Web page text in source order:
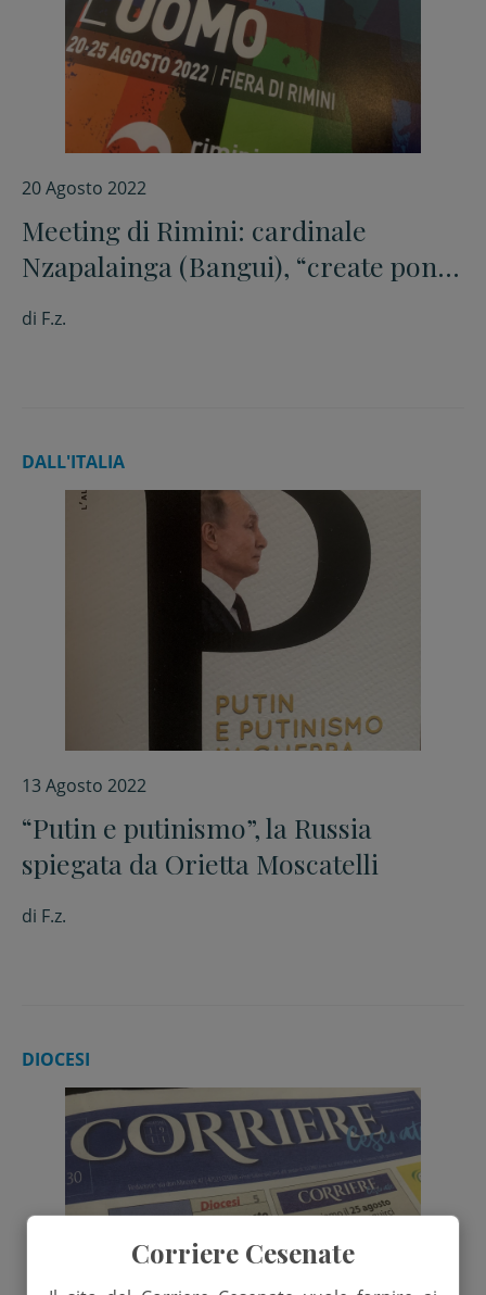
20 Agosto 2022
Meeting di Rimini: cardinale
Nzapalainga (Bangui), “create ponti
tra le comunità ucraine e russe
presenti nel vostro Paese”
di F.z.
DALL'ITALIA
13 Agosto 2022
“Putin e putinismo”, la Russia
spiegata da Orietta Moscatelli
di F.z.
DIOCESI
Corriere Cesenate